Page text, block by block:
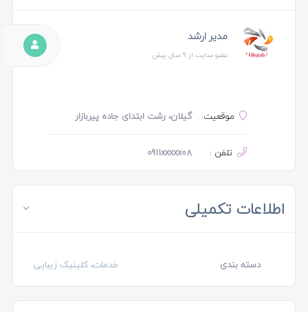
مدیر ارشد
عضو سایت از 9 سال پیش
موقعیت: گیلان، رشت ابتدای جاده پیربازار
تلفن : 0911xxxxx08
اطلاعات تکمیلی
دسته بندی خدمات، کلینیک زیبایی